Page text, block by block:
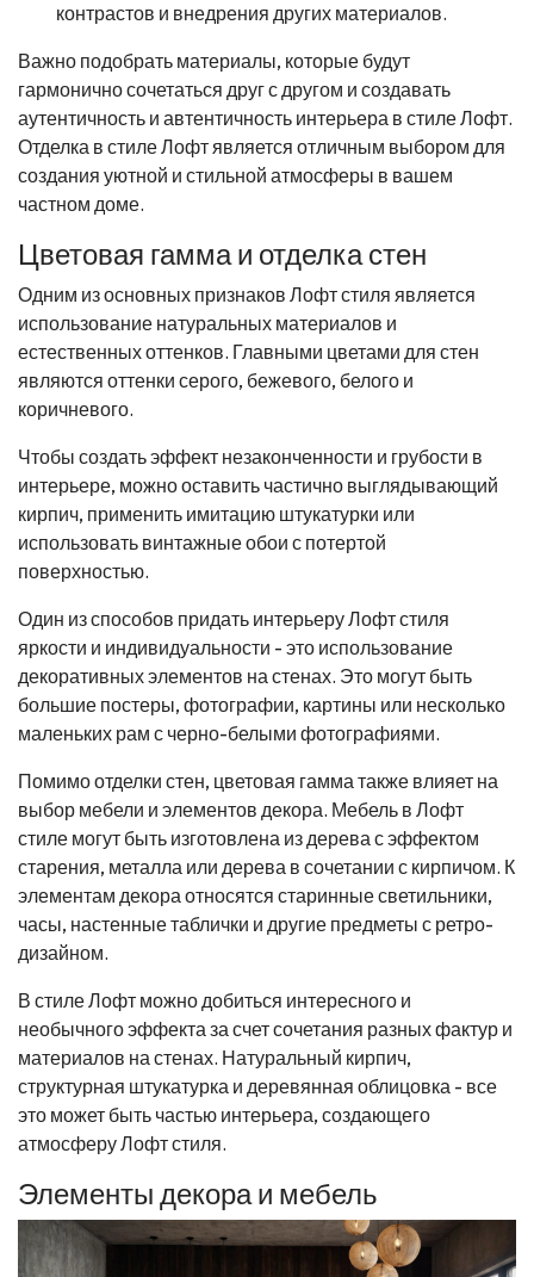
контрастов и внедрения других материалов.
Важно подобрать материалы, которые будут
гармонично сочетаться друг с другом и создавать
аутентичность и автентичность интерьера в стиле Лофт.
Отделка в стиле Лофт является отличным выбором для
создания уютной и стильной атмосферы в вашем
частном доме.
Цветовая гамма и отделка стен
Одним из основных признаков Лофт стиля является
использование натуральных материалов и
естественных оттенков. Главными цветами для стен
являются оттенки серого, бежевого, белого и
коричневого.
Чтобы создать эффект незаконченности и грубости в
интерьере, можно оставить частично выглядывающий
кирпич, применить имитацию штукатурки или
использовать винтажные обои с потертой
поверхностью.
Один из способов придать интерьеру Лофт стиля
яркости и индивидуальности - это использование
декоративных элементов на стенах. Это могут быть
большие постеры, фотографии, картины или несколько
маленьких рам с черно-белыми фотографиями.
Помимо отделки стен, цветовая гамма также влияет на
выбор мебели и элементов декора. Мебель в Лофт
стиле могут быть изготовлена из дерева с эффектом
старения, металла или дерева в сочетании с кирпичом. К
элементам декора относятся старинные светильники,
часы, настенные таблички и другие предметы с ретро-
дизайном.
В стиле Лофт можно добиться интересного и
необычного эффекта за счет сочетания разных фактур и
материалов на стенах. Натуральный кирпич,
структурная штукатурка и деревянная облицовка - все
это может быть частью интерьера, создающего
атмосферу Лофт стиля.
Элементы декора и мебель